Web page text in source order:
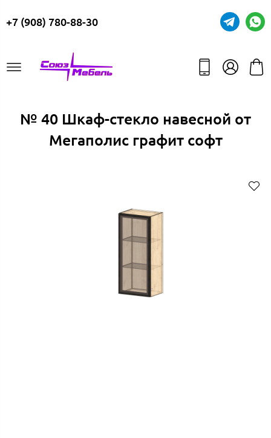
+7 (908) 780-88-30
№ 40 Шкаф-стекло навесной от
Мегаполис графит софт